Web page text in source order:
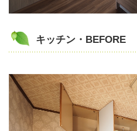
キッチン・BEFORE